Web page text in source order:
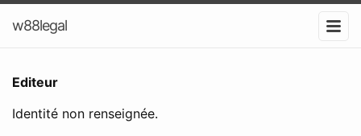
w88legal
Editeur
Identité non renseignée.